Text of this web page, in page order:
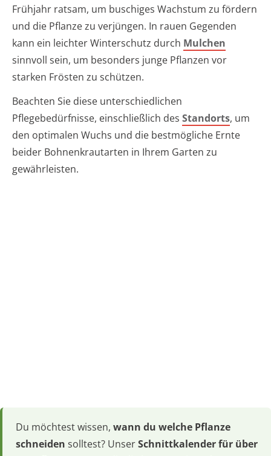
Frühjahr ratsam, um buschiges Wachstum zu fördern
und die Pflanze zu verjüngen. In rauen Gegenden
kann ein leichter Winterschutz durch Mulchen
sinnvoll sein, um besonders junge Pflanzen vor
starken Frösten zu schützen.
Beachten Sie diese unterschiedlichen
Pflegebedürfnisse, einschließlich des Standorts, um
den optimalen Wuchs und die bestmögliche Ernte
beider Bohnenkrautarten in Ihrem Garten zu
gewährleisten.
Du möchtest wissen, wann du welche Pflanze
schneiden solltest? UnserSchnittkalender für über